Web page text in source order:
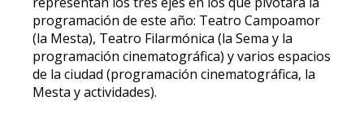
programación de este año: Teatro Campoamor
(la Mesta), Teatro Filarmónica (la Sema y la
programación cinematográfica) y varios espacios
de la ciudad (programación cinematográfica, la
Mesta y actividades).